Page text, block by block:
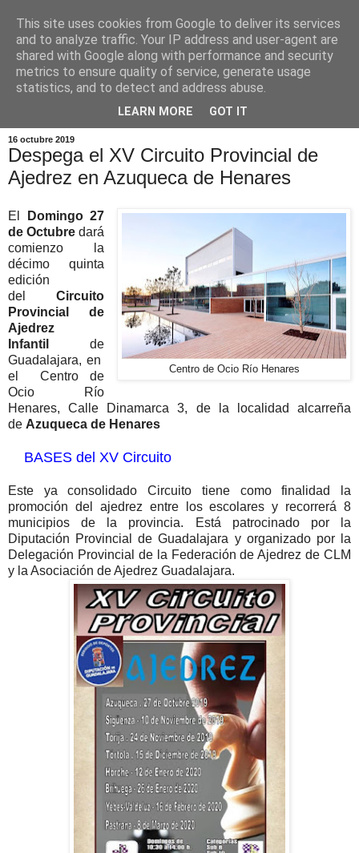
16 octubre 2019
Despega el XV Circuito Provincial de
Ajedrez en Azuqueca de Henares
Centro de Ocio Río Henares
El
Domingo 27
de Octubre dará
comienzo la
décimo quinta
edición
delCircuito
Provincial de
Ajedrez
Infantil
de
Guadalajara, en
el Centro de
Ocio Río
Henares, Calle Dinamarca 3, de la localidad alcarreña
de Azuqueca de Henares
BASES del XV Circuito
Este ya consolidado Circuito tiene como finalidad la
promoción del ajedrez entre los escolares y recorrerá 8
municipios de la provincia. Está patrocinado por la
Diputación Provincial de Guadalajara y organizado por la
Delegación Provincial de la Federación de Ajedrez de CLM
y la Asociación de Ajedrez Guadalajara.
This site uses cookies from Google to deliver its services
and to analyze traffic. Your IP address and user-agent are
shared with Google along with performance and security
metrics to ensure quality of service, generate usage
statistics, and to detect and address abuse.
LEARN MORE GOT IT